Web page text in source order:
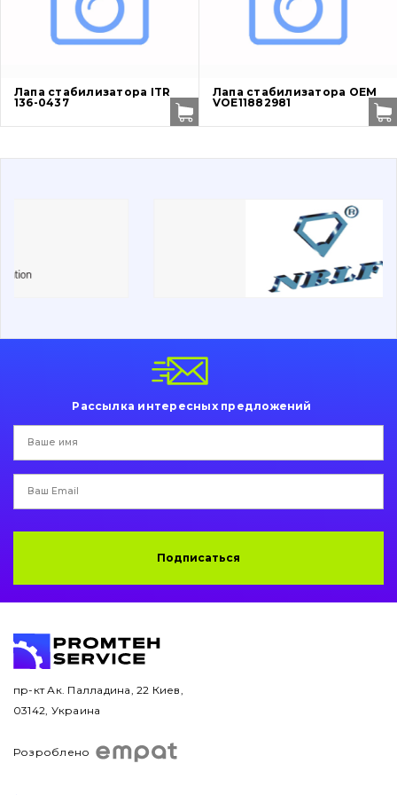
Трансмиссия
Буровой инструмент
Лапа стабилизатора ITR
136-0437
Лапа стабилизатора OEM
VOE11882981
Рассылка интересных предложений
Подписаться
пр-кт Ак. Палладина, 22 Киев,
03142, Украина
Розроблено